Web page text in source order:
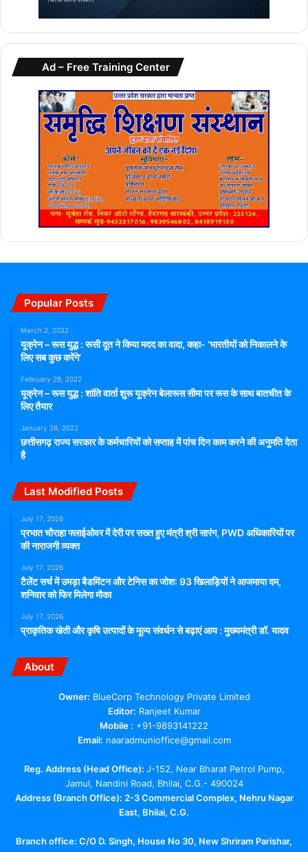
Ad – Free Training Center
Popular Posts
March 2, 2022
यूक्रेन – रूस युद्ध : रूसी दूत ने किया मदद का वादा, कहा- ‘भारतीयों को निकालने के
लिए सब कुछ करेंगे’
February 28, 2022
यूक्रेन – रूस युद्ध : शांति वार्ता शुरू यूक्रेन बेलारूस सीमा पर रूस के साथ बातचीत के
लिए तैयार
January 26, 2022
छत्तीसगढ़ राज्य सरकार के कर्मचारियों को सप्ताह में पांच दिन काम करने की अनुमति देता
है
Last Modified Posts
July 17, 2026
प्रभात चौराहा फ्लाईओवर में देरी पर सख्त हुए मंत्री श्री सारंग, PWD अधिकारियों पर
की नाराजगी व्यक्त
July 17, 2026
टैलेंट सर्च में उमड़ा बैडमिंटन और टेनिस का जोश: 93 खिलाड़ियों ने आजमाया दम,
शनिवार को फिर मिलेगा मौका
July 17, 2026
प्राकृतिक खेती और कृषि उत्पादों के मूल्य संवर्धन से बढ़ाएं आय : मुख्यमंत्री डॉ. यादव
About
Owner: BlueCorp Technology Private Limited
Editor: Ranjeet Kumar
Mobile : +91-9893141222
Email: naaradmunioffice@gmail.com
Reg. Address (Head Office): J-152, Near Bharat Petrol Pump,
Jamul, Nandini Road, Bhilai, C.G.- 490024
Address (Branch Office): 2-3 Commercial Complex, Nehru Nagar
East, Bhilai, C.G.
Branch office: C/O D. Singh, House No 30, New Shriram Parishar,